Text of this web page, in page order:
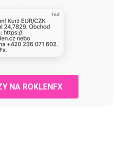
NA ROKLENFX